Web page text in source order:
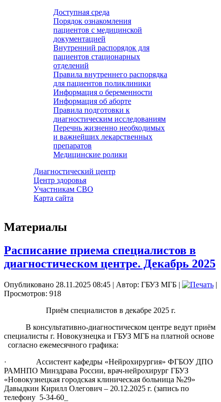
Доступная среда
Порядок ознакомления
пациентов с медицинской
документацией
Внутренний распорядок для
пациентов стационарных
отделений
Правила внутреннего распорядка
для пациентов поликлиники
Информация о беременности
Информация об аборте
Правила подготовки к
диагностическим исследованиям
Перечнь жизненно необходимых
и важнейших лекарственных
препаратов
Медицинские ролики
Диагностический центр
Центр здоровья
Участникам СВО
Карта сайта
Материалы
Расписание приема специалистов в
диагностическом центре. Декабрь 2025
Опубликовано 28.11.2025 08:45 | Автор: ГБУЗ МГБ |
|
Просмотров: 918
Приём специалистов в декабре 2025 г.
В консультативно-диагностическом центре ведут приём
специалисты г. Новокузнецка и ГБУЗ МГБ на платной основе
согласно ежемесячного графика:
· Ассистент кафедры «Нейрохирургия» ФГБОУ ДПО
РАМНПО Минздрава России, врач-нейрохирург ГБУЗ
«Новокузнецкая городская клиническая больница №29»
Давыдкин Кирилл Олегович – 20.12.2025 г. (запись по
телефону 5-34-60_